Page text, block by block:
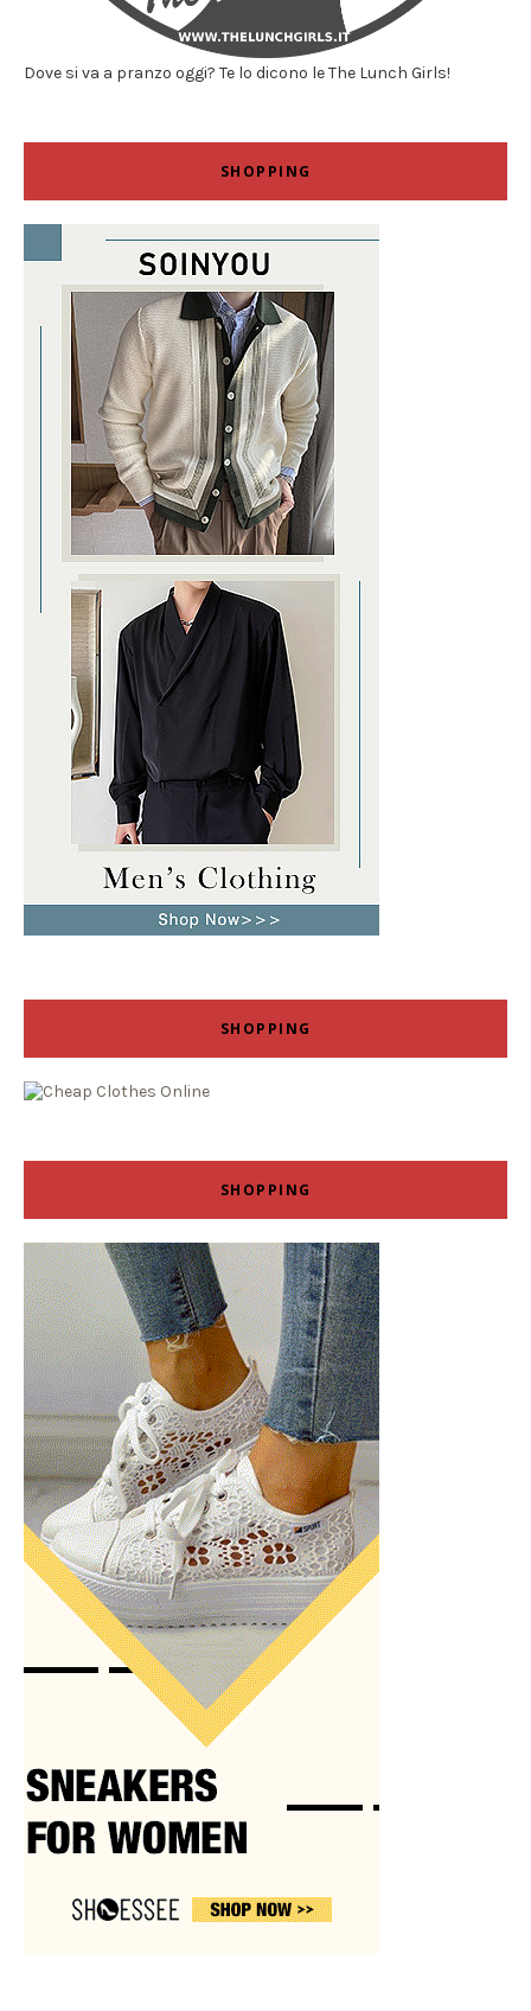
Dove si va a pranzo oggi? Te lo dicono le The Lunch Girls!
SHOPPING
SHOPPING
SHOPPING